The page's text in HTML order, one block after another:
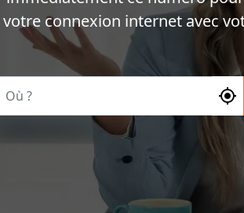
votre connexion internet avec